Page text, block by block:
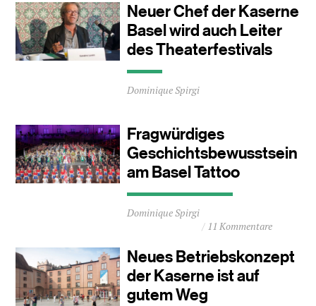
Neuer Chef der Kaserne
Basel wird auch Leiter
des Theaterfestivals
Durchschnittliche
Lesezeit
Minuten
Dominique Spirgi
Fragwürdiges
Geschichtsbewusstsein
am Basel Tattoo
Durchschnittliche
Lesezeit
Minuten
Dominique Spirgi
11 Kommentare
Neues Betriebskonzept
der Kaserne ist auf
gutem Weg